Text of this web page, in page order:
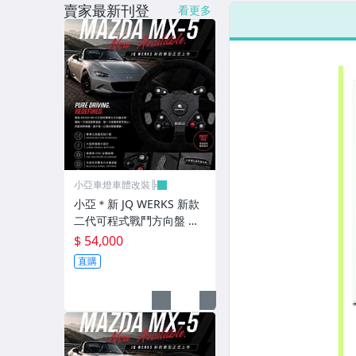
LED側燈.晶鑽.燻黑.黃側燈
原廠型尾燈.紅白晶鑽尾燈
黑框尾燈.圓燈型尾燈.LED尾燈
前後保桿側燈.後保桿LED反光片
原廠型霧燈.晶鑽及燻黑霧燈.
各車系LED後保桿下霧燈
專用型魚眼霧燈.光圈魚眼霧燈
BMW光圈燈泡.CCFL光圈
車身標誌MARK.車身飾條
賣家最新刊登 看更多
小亞車燈車體改裝╠
小亞＊新 JQ WERKS 新款
二代可程式戰鬥方向盤 機
構 高階版PODIUM機構標
配超轉燈
$ 54,000
直購